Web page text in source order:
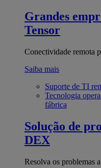
Grandes
Tensor
Conectividade remota
Saiba mais
Suporte de TI
Tecnologia
fábrica
Solução de
DEX
Resolva os problemas